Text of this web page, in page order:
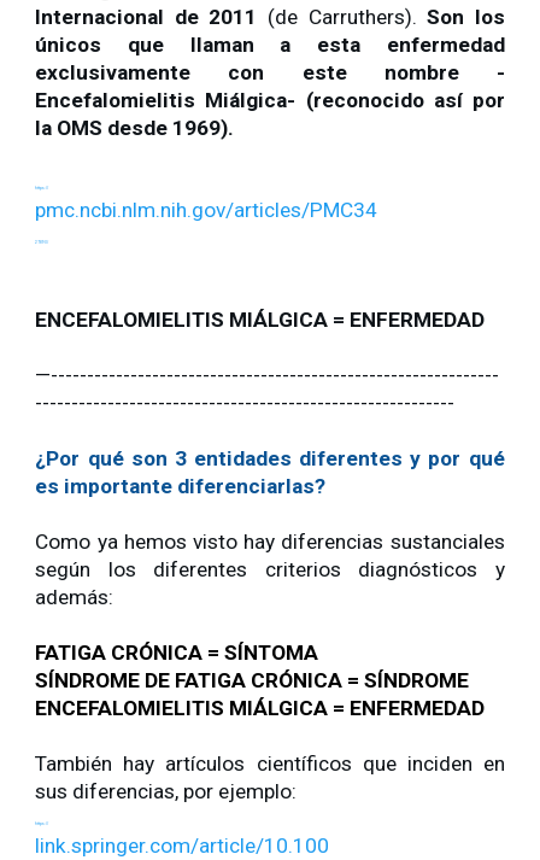
Internacional de 2011 (de Carruthers).Son los
únicos que llaman a esta enfermedad
exclusivamente con este nombre -
Encefalomielitis Miálgica- (reconocido así por
la OMS desde 1969).
https://
pmc.ncbi.nlm.nih.gov/articles/PMC34
27890/
ENCEFALOMIELITIS MIÁLGICA = ENFERMEDAD
—--------------------------------------------------------------
----------------------------------------------------------
¿Por qué son 3 entidades diferentes y por qué
es importante diferenciarlas?
Como ya hemos visto hay diferencias sustanciales
según los diferentes criterios diagnósticos y
además:
FATIGA CRÓNICA = SÍNTOMA
SÍNDROME DE FATIGA CRÓNICA = SÍNDROME
ENCEFALOMIELITIS MIÁLGICA = ENFERMEDAD
También hay artículos científicos que inciden en
sus diferencias, por ejemplo:
https://
link.springer.com/article/10.100